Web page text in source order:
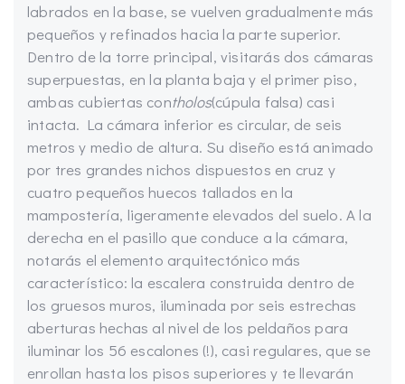
labrados en la base, se vuelven gradualmente más
pequeños y refinados hacia la parte superior.
Dentro de la torre principal, visitarás dos cámaras
superpuestas, en la planta baja y el primer piso,
ambas cubiertas contholos(cúpula falsa) casi
intacta. La cámara inferior es circular, de seis
metros y medio de altura. Su diseño está animado
por tres grandes nichos dispuestos en cruz y
cuatro pequeños huecos tallados en la
mampostería, ligeramente elevados del suelo. A la
derecha en el pasillo que conduce a la cámara,
notarás el elemento arquitectónico más
característico: la escalera construida dentro de
los gruesos muros, iluminada por seis estrechas
aberturas hechas al nivel de los peldaños para
iluminar los 56 escalones (!), casi regulares, que se
enrollan hasta los pisos superiores y te llevarán